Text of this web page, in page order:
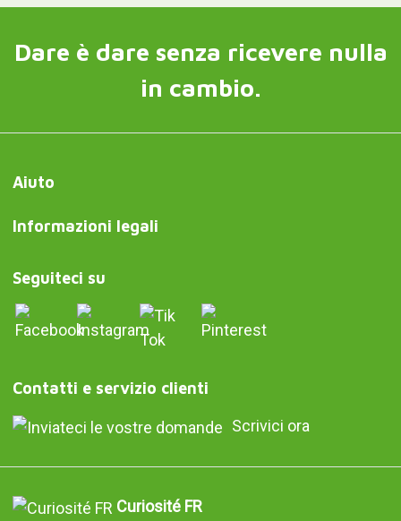
Dare è dare senza ricevere nulla
in cambio.
Aiuto
Informazioni legali
Seguiteci su
Contatti e servizio clienti
Scrivici ora
Curiosité FR